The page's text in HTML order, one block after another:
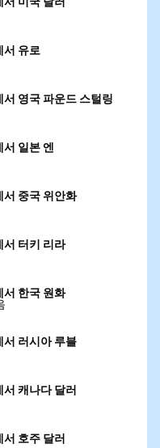
미국 달러
유로
영국 파운드 스털링
일본 엔
중국 위안화
터키 리라
한국 원화
러시아 루블
캐나다 달러
호주 달러